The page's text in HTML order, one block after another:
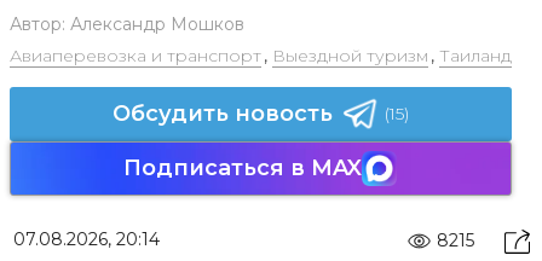
Автор: Александр Мошков
Авиаперевозка и транспорт, Выездной туризм , Таиланд
Обсудить новость (15)
Подписаться в MAX
07.08.2026, 20:14 8215